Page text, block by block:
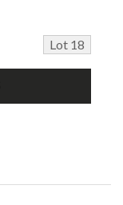
Lot 18